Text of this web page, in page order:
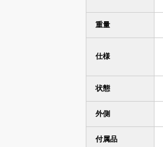
重量
仕様
状態
外側
付属品